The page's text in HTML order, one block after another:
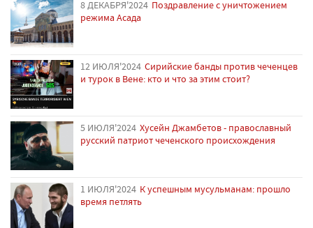
8 ДЕКАБРЯ'2024 Поздравление с уничтожением
режима Асада
12 ИЮЛЯ'2024 Сирийские банды против чеченцев
и турок в Вене: кто и что за этим стоит?
5 ИЮЛЯ'2024 Хусейн Джамбетов - православный
русский патриот чеченского происхождения
1 ИЮЛЯ'2024 К успешным мусульманам: прошло
время петлять